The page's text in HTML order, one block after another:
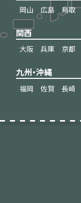
岡山 広島 鳥取
関西
大阪 兵庫 京都
九州・沖縄
福岡 佐賀 長崎